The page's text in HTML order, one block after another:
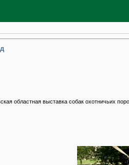
областная выставка собак охотничьих